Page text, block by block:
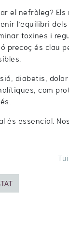
el nefròleg? Els
l’equilibri
toxines i
precoç és clau
diabetis,
com
és essencial.